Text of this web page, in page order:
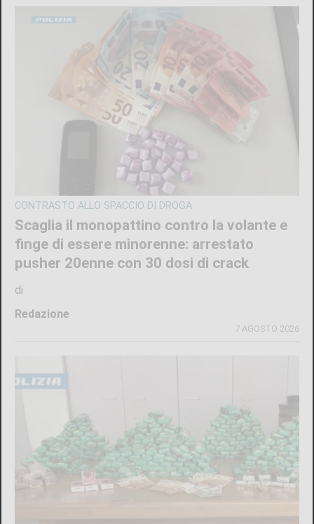
CONTRASTO ALLO SPACCIO DI DROGA
Scaglia il monopattino contro la volante e
finge di essere minorenne: arrestato
pusher 20enne con 30 dosi di crack
di
Redazione
7 AGOSTO 2026